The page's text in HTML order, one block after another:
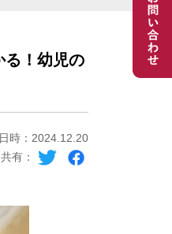
！幼児の
時：2024.12.20
共有：